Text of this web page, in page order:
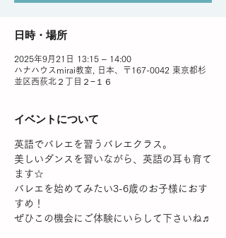
日時・場所
2025年9月21日 13:15 – 14:00
ハナハウスmirai教室, 日本、〒167-0042 東京都杉
並区西荻北２丁目２−１６
イベントについて
英語でバレエを習うバレエクラス。
美しいダンスを習いながら、英語の耳も育て
ます☆
バレエを始めてみたい3-6歳のお子様におす
すめ！
ぜひこの機会にご体験にいらして下さいね♬